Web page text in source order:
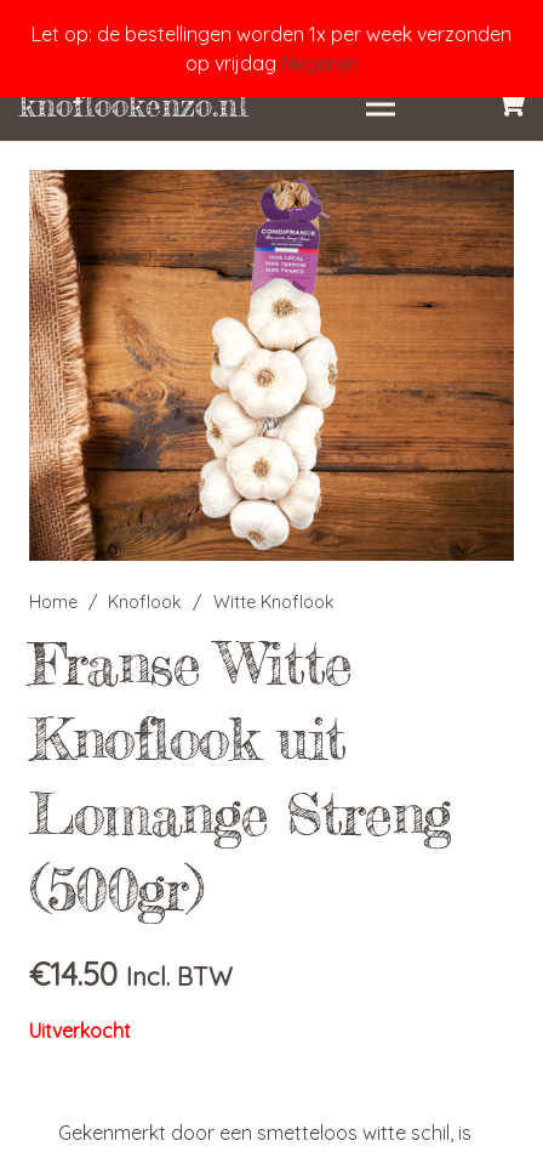
Let op: de bestellingen worden 1x per week verzonden
op vrijdag Negeren
knoflookenzo.nl
Home / Knoflook / Witte Knoflook
Franse Witte
Knoflook uit
Lomange Streng
(500gr)
€14.50 Incl. BTW
Uitverkocht
Gekenmerkt door een smetteloos witte schil, is